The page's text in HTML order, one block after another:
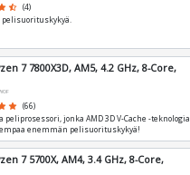
star_half (4)
pelisuorituskykyä.
7 7800X3D, AM5, 4.2 GHz, 8-Core,
star (66)
peliprosessori, jonka AMD 3D V-Cache -teknologia
enemmän pelisuorituskykyä!
7 5700X, AM4, 3.4 GHz, 8-Core,